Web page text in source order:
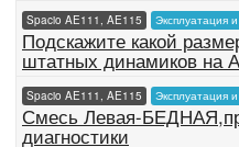
Spacio AE111, AE115 Эксплуатация
Подскажите какой
штатных динамиков на
Spacio AE111, AE115 Эксплуатация
Смесь Левая-
диагностики